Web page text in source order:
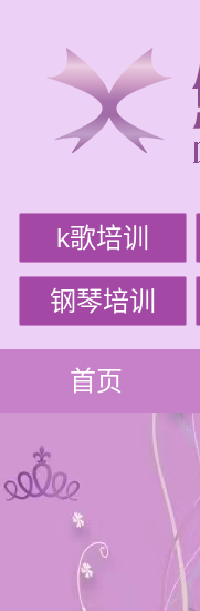
k歌培训
钢琴培训
首页